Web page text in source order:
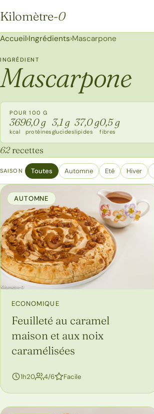
Kilomètre-0
Kilomètre-0
Accueil›Ingrédients›Mascarpone
INGRÉDIENT
Mascarpone
POUR 100 G
369
kcal
6,0 g
protéines
3,1 g
glucides
37,0 g
lipides
0,5 g
fibres
62recettes
SAISON Toutes Automne Eté Hiver
AUTOMNE
ECONOMIQUE
Feuilleté au caramel
maison et aux noix
caramélisées
1h20 4/6personnes
Facile